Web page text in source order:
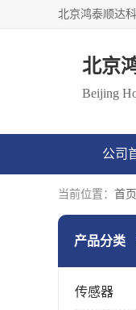
北京
Beijing
公司
当前位置： 首页
产品分类
传感器